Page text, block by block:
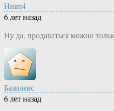
Hmm4
6 лет назад
Ну да, продаваться можно
Базилевс
6 лет назад